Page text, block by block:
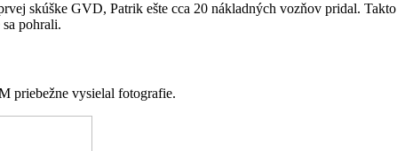
skúške GVD, Patrik ešte cca 20 nákladných vozňov pridal. Takto
pohrali.
priebežne vysielal fotografie.